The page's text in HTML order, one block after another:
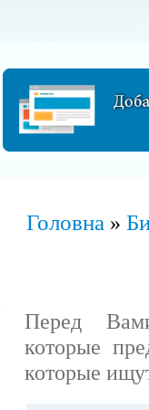
Головна »
Перед
которые
которые